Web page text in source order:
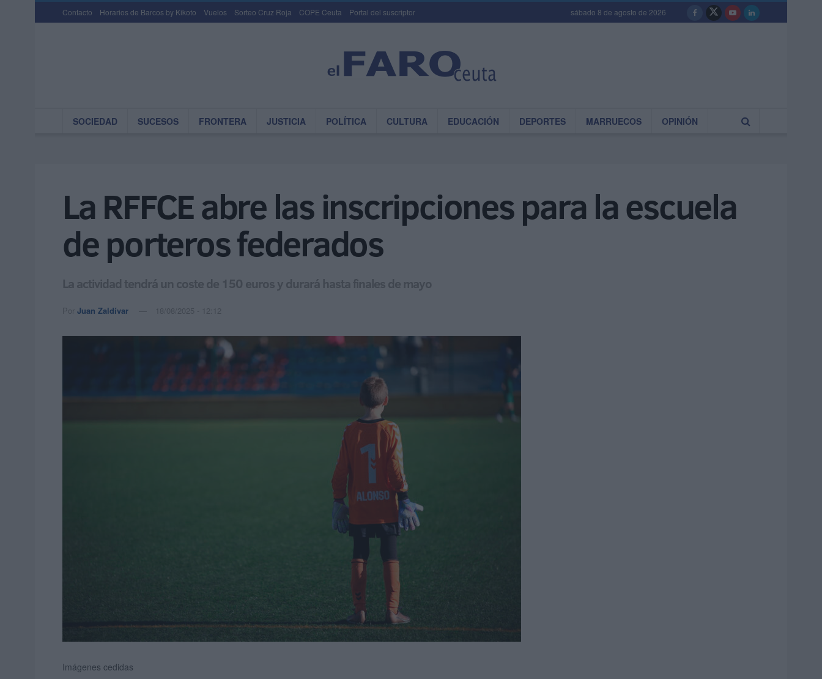
Contacto Horarios de Barcos by Kikoto Vuelos Sorteo Cruz Roja COPE Ceuta Portal del suscriptor sábado 8 de agosto de 2026
SOCIEDAD SUCESOS FRONTERA JUSTICIA POLÍTICA CULTURA EDUCACIÓN DEPORTES MARRUECOS OPINIÓN
La RFFCE abre las inscripciones para la escuela
de porteros federados
La actividad tendrá un coste de 150 euros y durará hasta finales de mayo
Por Juan Zaldívar 18/08/2025 - 12:12
Imágenes cedidas